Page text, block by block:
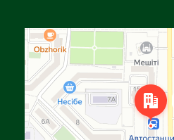
Яндекс Карталар — көлік,